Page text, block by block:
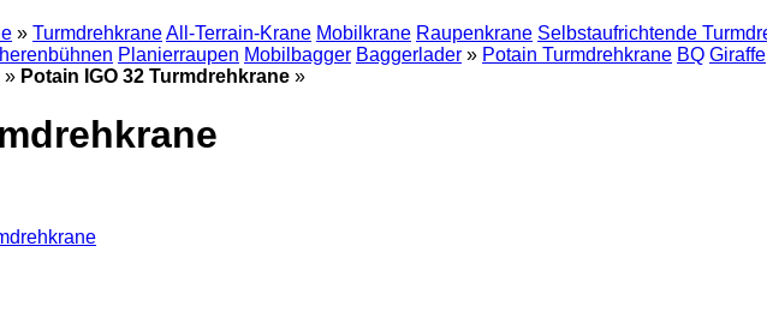
» TurmdrehkraneAll-Terrain-Krane Mobilkrane Raupenkrane Selbstaufrichtende
Planierraupen Mobilbagger Baggerlader » Potain Turmdrehkrane BQ Giraffe
» Potain IGO 32 Turmdrehkrane »